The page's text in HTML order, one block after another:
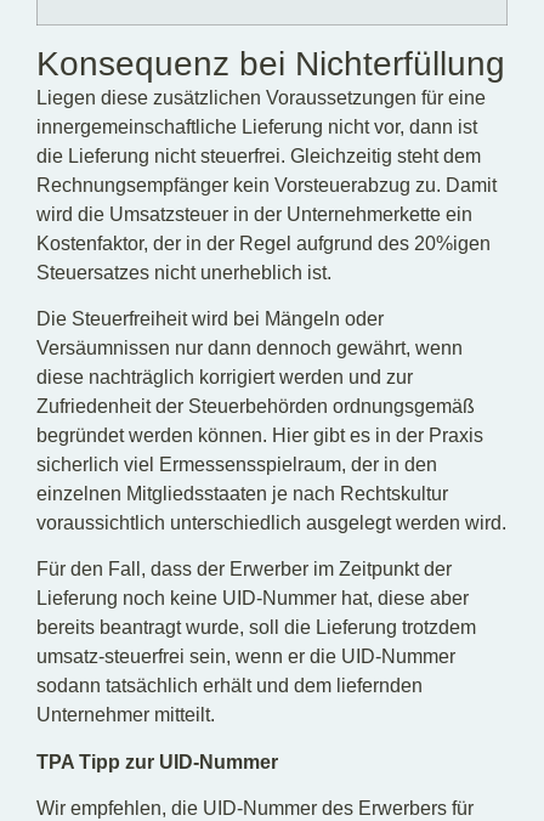
Konsequenz bei Nichterfüllung
Liegen diese zusätzlichen Voraussetzungen für eine
innergemeinschaftliche Lieferung nicht vor, dann ist
die Lieferung nicht steuerfrei. Gleichzeitig steht dem
Rechnungsempfänger kein Vorsteuerabzug zu. Damit
wird die Umsatzsteuer in der Unternehmerkette ein
Kostenfaktor, der in der Regel aufgrund des 20%igen
Steuersatzes nicht unerheblich ist.
Die Steuerfreiheit wird bei Mängeln oder
Versäumnissen nur dann dennoch gewährt, wenn
diese nachträglich korrigiert werden und zur
Zufriedenheit der Steuerbehörden ordnungsgemäß
begründet werden können. Hier gibt es in der Praxis
sicherlich viel Ermessensspielraum, der in den
einzelnen Mitgliedsstaaten je nach Rechtskultur
voraussichtlich unterschiedlich ausgelegt werden wird.
Für den Fall, dass der Erwerber im Zeitpunkt der
Lieferung noch keine UID-Nummer hat, diese aber
bereits beantragt wurde, soll die Lieferung trotzdem
umsatz-steuerfrei sein, wenn er die UID-Nummer
sodann tatsächlich erhält und dem liefernden
Unternehmer mitteilt.
TPA Tipp zur UID-Nummer
Wir empfehlen, die UID-Nummer des Erwerbers für